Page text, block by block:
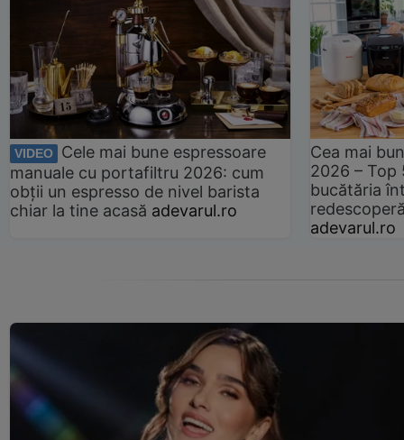
VIDEO
Cele mai bune espressoare
manuale cu portafiltru 2026: cum
obții un espresso de nivel barista
chiar la tine acasă adevarul.ro
Cea mai
2026 –
bucătăria
adevarul.ro